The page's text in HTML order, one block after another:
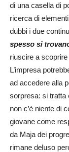
di una casella di
ricerca di
dubbi i due
spesso si
riuscire a
L’impresa
ad accedere alla
sorpresa: si tratta
non c’è niente di
giovane come
da Maja dei
rimane deluso